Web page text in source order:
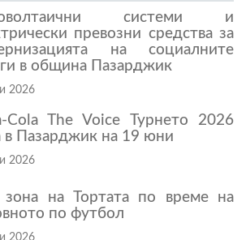
системи и
превозни средства за
на социалните
в община Пазарджик
2026
Cola The Voice Турнето 2026
в Пазарджик на 19 юни
2026
на Тортата по време на
по футбол
2026